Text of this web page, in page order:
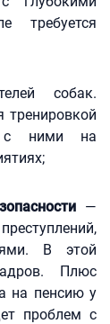
требуется
собак.
тренировкой
с ними на
—
В этой
Плюс
на пенсию у
проблем с